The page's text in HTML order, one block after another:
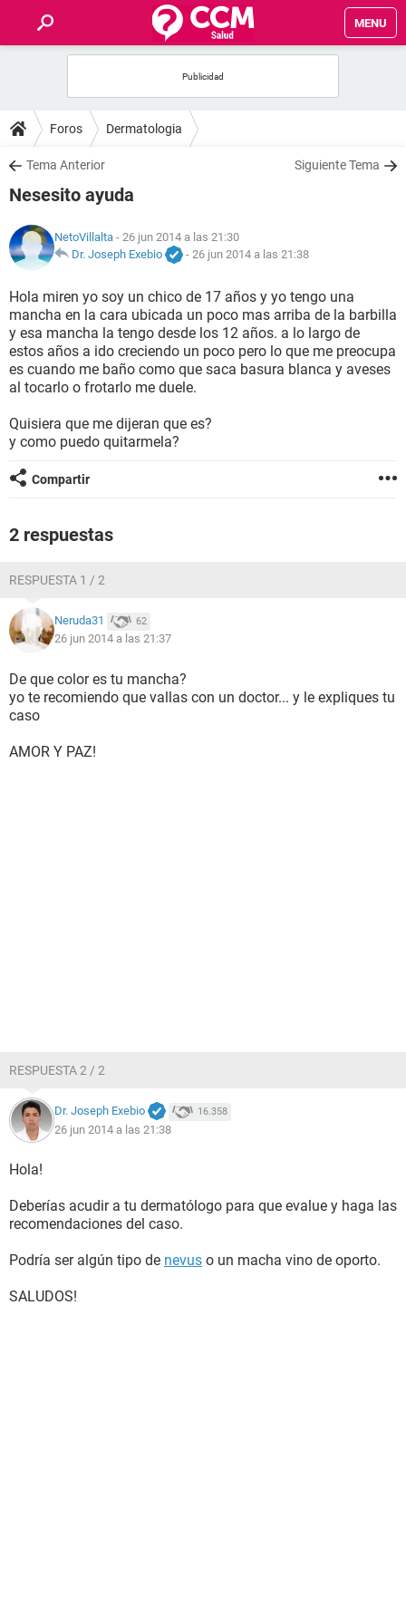
MENU
FOROS
SALUD
NUTRICIÓN
BIENESTAR
SEXUALIDAD
GLOSARIO
Foros Dermatologia
Tema Anterior Siguiente Tema
Nesesito ayuda
NetoVillalta - 26 jun 2014 a las 21:30
Dr. Joseph Exebio
- 26 jun 2014 a las 21:38
Hola miren yo soy un chico de 17 años y yo tengo una
mancha en la cara ubicada un poco mas arriba de la barbilla
y esa mancha la tengo desde los 12 años. a lo largo de
estos años a ido creciendo un poco pero lo que me preocupa
es cuando me baño como que saca basura blanca y aveses
al tocarlo o frotarlo me duele.
Quisiera que me dijeran que es?
y como puedo quitarmela?
Compartir
2 respuestas
RESPUESTA 1 / 2
Neruda31 62
26 jun 2014 a las 21:37
De que color es tu mancha?
yo te recomiendo que vallas con un doctor... y le expliques tu
caso
AMOR Y PAZ!
RESPUESTA 2 / 2
Dr. Joseph Exebio 16.358
26 jun 2014 a las 21:38
Hola!
Deberías acudir a tu dermatólogo para que evalue y haga las
recomendaciones del caso.
Podría ser algún tipo de nevus o un macha vino de oporto.
SALUDOS!